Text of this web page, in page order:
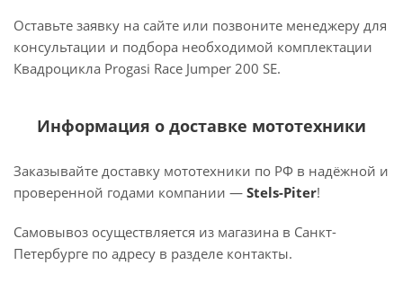
Оставьте заявку на сайте или позвоните менеджеру для
консультации и подбора необходимой комплектации
Квадроцикла Progasi Race Jumper 200 SE.
Информация о доставке мототехники
Заказывайте доставку мототехники по РФ в надёжной и
проверенной годами компании — Stels-Piter!
Самовывоз осуществляется из магазина в Санкт-
Петербурге по адресу в разделе контакты.